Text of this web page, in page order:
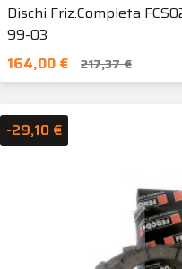
Dischi Friz.Completa
99-03
164,00 €
217,37 €
-29,10 €